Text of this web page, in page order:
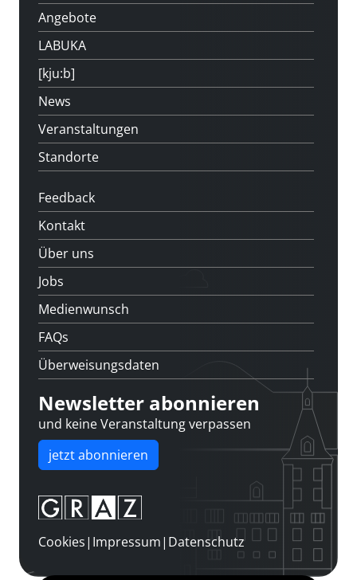
Angebote
LABUKA
[kju:b]
News
Veranstaltungen
Standorte
Feedback
Kontakt
Über uns
Jobs
Medienwunsch
FAQs
Überweisungsdaten
Newsletter abonnieren
und keine Veranstaltung verpassen
jetzt abonnieren
Cookies| Impressum| Datenschutz